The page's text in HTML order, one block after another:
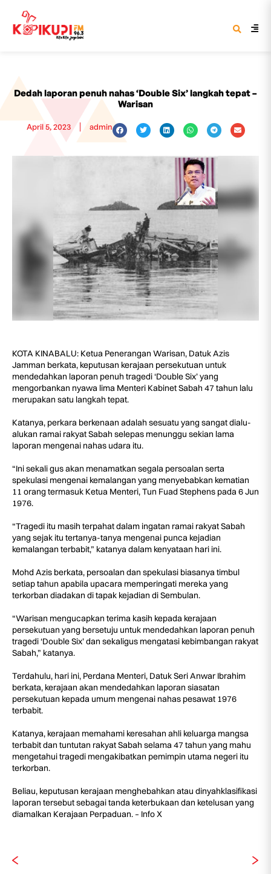
Dedah laporan penuh nahas ‘Double Six’ langkah tepat –
Warisan
April 5, 2023 admin
KOTA KINABALU: Ketua Penerangan Warisan, Datuk Azis
Jamman berkata, keputusan kerajaan persekutuan untuk
mendedahkan laporan penuh tragedi ‘Double Six’ yang
mengorbankan nyawa lima Menteri Kabinet Sabah 47 tahun lalu
merupakan satu langkah tepat.
Katanya, perkara berkenaan adalah sesuatu yang sangat dialu-
alukan ramai rakyat Sabah selepas menunggu sekian lama
laporan mengenai nahas udara itu.
“Ini sekali gus akan menamatkan segala persoalan serta
spekulasi mengenai kemalangan yang menyebabkan kematian
11 orang termasuk Ketua Menteri, Tun Fuad Stephens pada 6 Jun
1976.
“Tragedi itu masih terpahat dalam ingatan ramai rakyat Sabah
yang sejak itu tertanya-tanya mengenai punca kejadian
kemalangan terbabit,” katanya dalam kenyataan hari ini.
Mohd Azis berkata, persoalan dan spekulasi biasanya timbul
setiap tahun apabila upacara memperingati mereka yang
terkorban diadakan di tapak kejadian di Sembulan.
“Warisan mengucapkan terima kasih kepada kerajaan
persekutuan yang bersetuju untuk mendedahkan laporan penuh
tragedi ‘Double Six’ dan sekaligus mengatasi kebimbangan rakyat
Sabah,” katanya.
Terdahulu, hari ini, Perdana Menteri, Datuk Seri Anwar Ibrahim
berkata, kerajaan akan mendedahkan laporan siasatan
persekutuan kepada umum mengenai nahas pesawat 1976
terbabit.
Katanya, kerajaan memahami keresahan ahli keluarga mangsa
terbabit dan tuntutan rakyat Sabah selama 47 tahun yang mahu
mengetahui tragedi mengakibatkan pemimpin utama negeri itu
terkorban.
Beliau, keputusan kerajaan menghebahkan atau dinyahklasifikasi
laporan tersebut sebagai tanda keterbukaan dan ketelusan yang
diamalkan Kerajaan Perpaduan. – Info X